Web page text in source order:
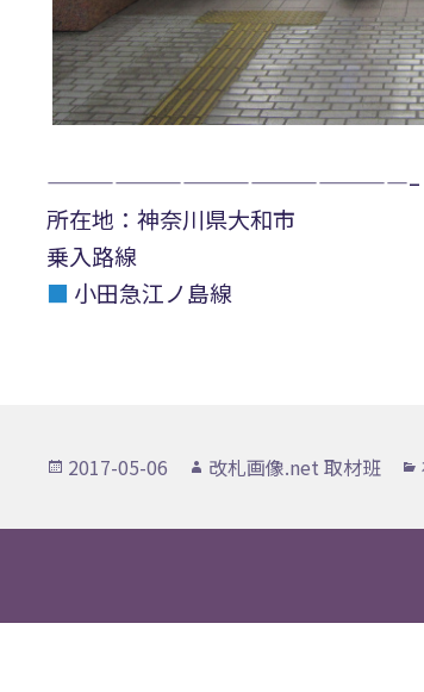
————————————————–
所在地：神奈川県大和市
乗入路線
■ 小田急江ノ島線
投
日:
2017-05-06
作
者
改札画像.net 取材班